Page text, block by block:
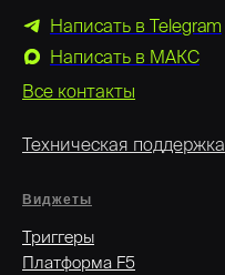
Написать в Telegram
Написать в MAКС
Все контакты
Техническая поддержка
Виджеты
Триггеры
Платформа F5